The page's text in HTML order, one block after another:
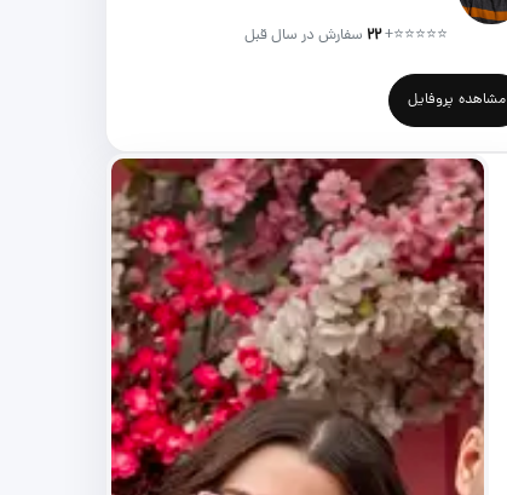
⭐⭐⭐⭐⭐
+۲۲ سفارش در سال قبل
مشاهده پروفایل